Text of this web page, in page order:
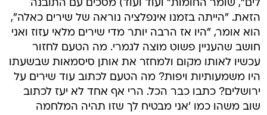
לים", שומר החומות" ועוד ועוד) מסכים עם התובנה
הזאת. "הייתה בזמנו אינפלציה נוראה של שירים כאלה",
הוא אומר, "היו אז הרבה יותר מדי שירים מלאי עזוז ואני
חושב שהעניין פשוט מוצה לגמרי. מה הטעם לחזור
עכשיו לאותו מקום ולמחזר את אותן סיסמאות שבשעתו
היו משמעותיות ויפות? מה הטעם לכתוב עוד שירים על
ירושלים? כתבו כבר הכל. הרי אף אחד לא יעז לכתוב
שוב משהו כמו 'אני מבטיח לך שזו תהיה המלחמה